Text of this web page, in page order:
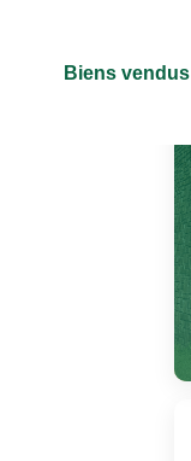
Biens vendus